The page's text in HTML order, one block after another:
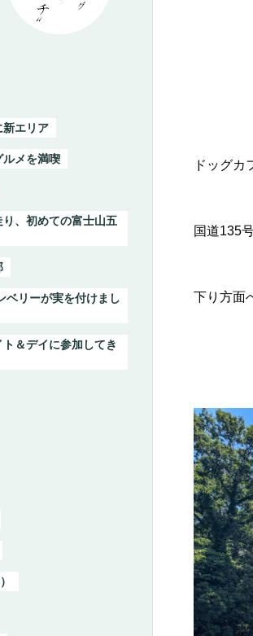
ドッグカ
国道135
下り方面
新エリア
ルメを満喫
、初めての富士山五
ベリーが実を付けまし
＆デイに参加してき